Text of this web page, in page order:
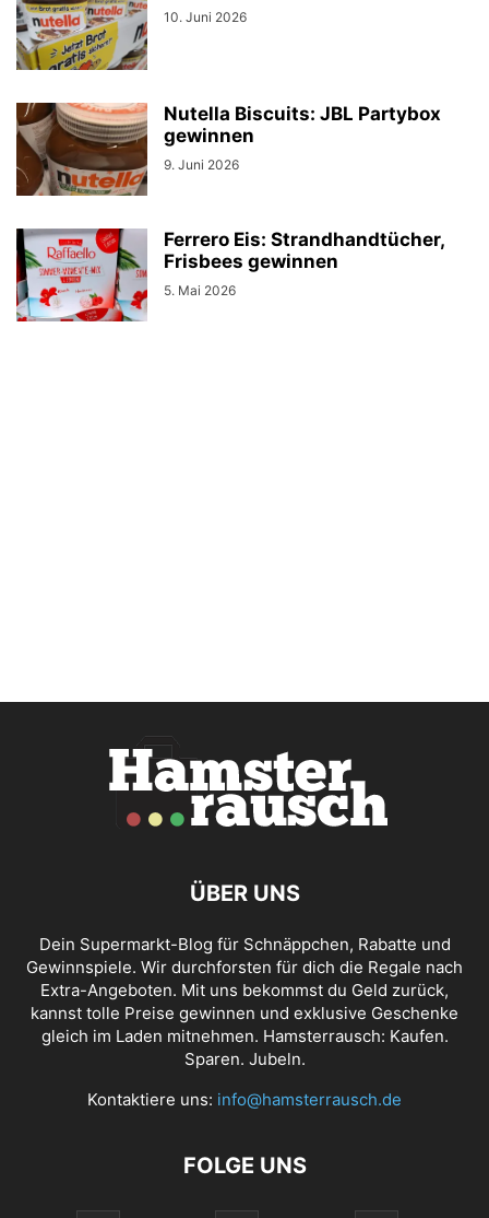
10. Juni 2026
Nutella Biscuits: JBL Partybox
gewinnen
9. Juni 2026
Ferrero Eis: Strandhandtücher,
Frisbees gewinnen
5. Mai 2026
ÜBER UNS
Dein Supermarkt-Blog für Schnäppchen, Rabatte und
Gewinnspiele. Wir durchforsten für dich die Regale nach
Extra-Angeboten. Mit uns bekommst du Geld zurück,
kannst tolle Preise gewinnen und exklusive Geschenke
gleich im Laden mitnehmen. Hamsterrausch: Kaufen.
Sparen. Jubeln.
Kontaktiere uns: info@hamsterrausch.de
FOLGE UNS